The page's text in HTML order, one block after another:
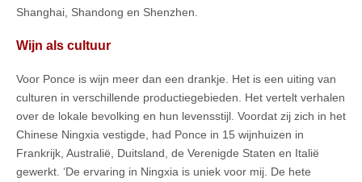
Shanghai, Shandong en Shenzhen.
Wijn als cultuur
Voor Ponce is wijn meer dan een drankje. Het is een uiting van
culturen in verschillende productiegebieden. Het vertelt verhalen
over de lokale bevolking en hun levensstijl. Voordat zij zich in het
Chinese Ningxia vestigde, had Ponce in 15 wijnhuizen in
Frankrijk, Australië, Duitsland, de Verenigde Staten en Italië
gewerkt. ‘De ervaring in Ningxia is uniek voor mij. De hete